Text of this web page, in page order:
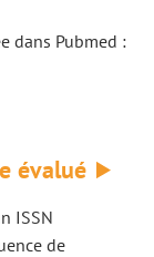
dans Pubmed :
évalué
ISSN
de